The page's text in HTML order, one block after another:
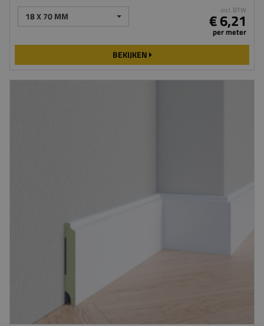
18 X 70 MM incl. BTW
€ 6,21
per meter
BEKIJKEN